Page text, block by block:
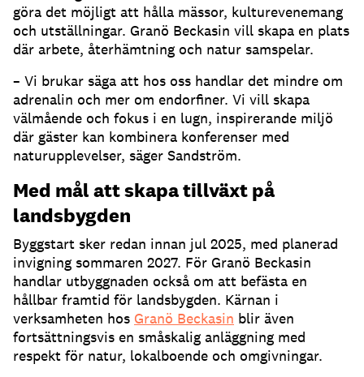
göra det möjligt att hålla mässor, kulturevenemang
och utställningar. Granö Beckasin vill skapa en plats
där arbete, återhämtning och natur samspelar.
– Vi brukar säga att hos oss handlar det mindre om
adrenalin och mer om endorfiner. Vi vill skapa
välmående och fokus i en lugn, inspirerande miljö
där gäster kan kombinera konferenser med
naturupplevelser, säger Sandström.
Med mål att skapa tillväxt på
landsbygden
Byggstart sker redan innan jul 2025, med planerad
invigning sommaren 2027. För Granö Beckasin
handlar utbyggnaden också om att befästa en
hållbar framtid för landsbygden. Kärnan i
verksamheten hos Granö Beckasin blir även
fortsättningsvis en småskalig anläggning med
respekt för natur, lokalboende och omgivningar.